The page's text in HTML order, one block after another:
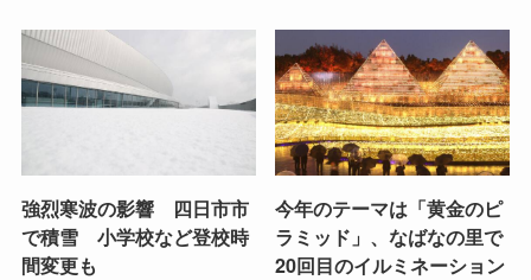
強烈寒波の影響 四日市市
で積雪 小学校など登校時
間変更も
今年のテーマは「黄金のピ
ラミッド」、なばなの里で
20回目のイルミネーション